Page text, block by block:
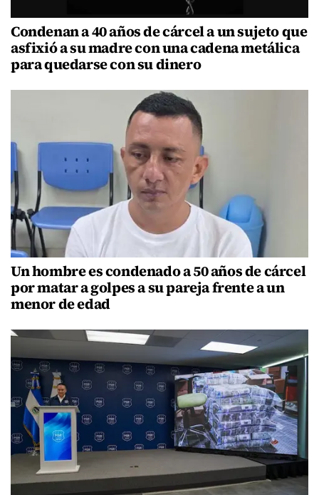
Condenan a 40 años de cárcel a un sujeto que
asfixió a su madre con una cadena metálica
para quedarse con su dinero
Un hombre es condenado a 50 años de cárcel
por matar a golpes a su pareja frente a un
menor de edad